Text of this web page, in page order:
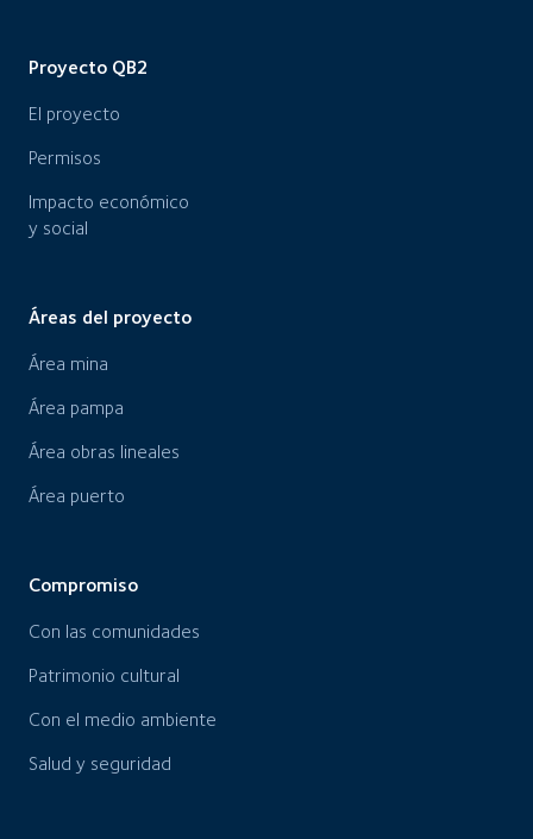
Proyecto QB2
El proyecto
Permisos
Impacto económico
y social
Áreas del proyecto
Área mina
Área pampa
Área obras lineales
Área puerto
Compromiso
Con las comunidades
Patrimonio cultural
Con el medio ambiente
Salud y seguridad